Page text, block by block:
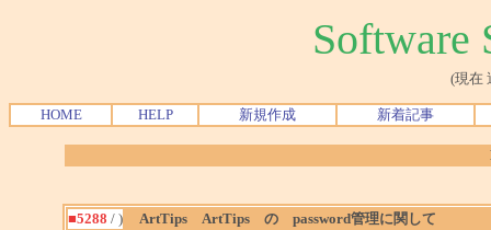
Software
(現在
HOME HELP 新規作成 新着記事
■5288 / )
ArtTips ArtTips の password管理に関して